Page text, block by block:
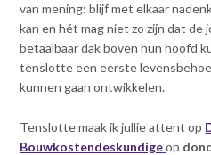
van mening: blijf met elkaar
kan en hét mag niet zo zijn dat de
betaalbaar dak boven hun hoofd
tenslotte een eerste
kunnen gaan ontwikkelen.
Tenslotte maak ik jullie attent op
Bouwkostendeskundige op